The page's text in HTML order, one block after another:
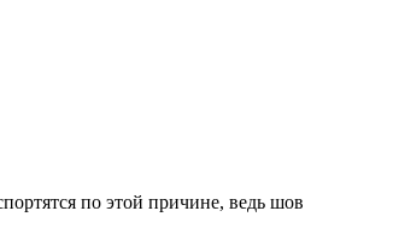
по этой причине, ведь шов